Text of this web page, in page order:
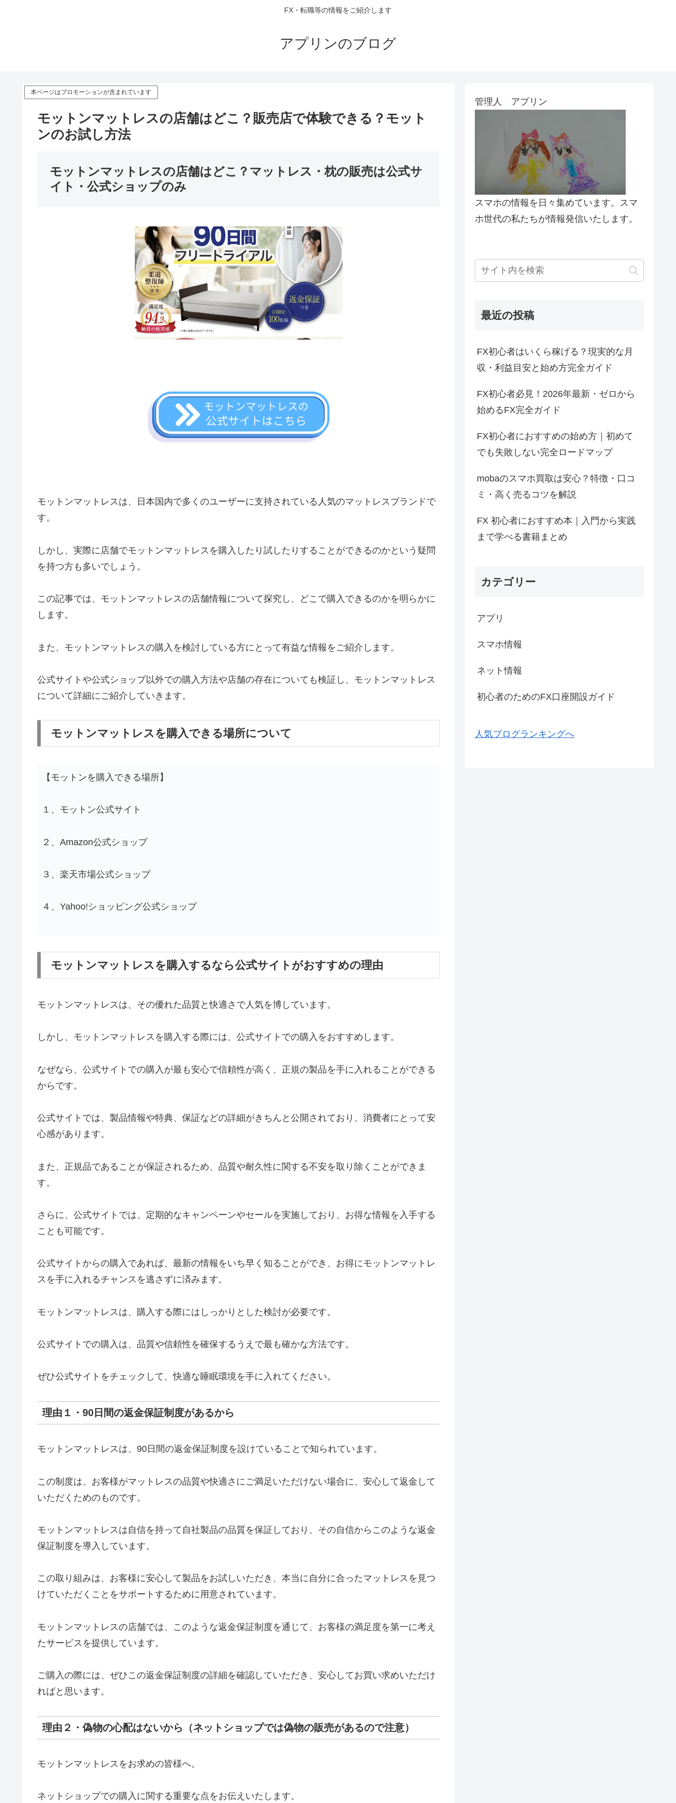
FX・転職等の情報をご紹介します
アプリンのブログ
本ページはプロモーションが含まれています
モットンマットレスの店舗はどこ？販売店で体験できる？モット
ンのお試し方法
モットンマットレスの店舗はどこ？マットレス・枕の販売は公式サ
イト・公式ショップのみ
モットンマットレスは、日本国内で多くのユーザーに支持されている人気のマットレスブランドで
す。
しかし、実際に店舗でモットンマットレスを購入したり試したりすることができるのかという疑問
を持つ方も多いでしょう。
この記事では、モットンマットレスの店舗情報について探究し、どこで購入できるのかを明らかに
します。
また、モットンマットレスの購入を検討している方にとって有益な情報をご紹介します。
公式サイトや公式ショップ以外での購入方法や店舗の存在についても検証し、モットンマットレス
について詳細にご紹介していきます。
モットンマットレスを購入できる場所について
【モットンを購入できる場所】
１、モットン公式サイト
２、Amazon公式ショップ
３、楽天市場公式ショップ
４、Yahoo!ショッピング公式ショップ
モットンマットレスを購入するなら公式サイトがおすすめの理由
モットンマットレスは、その優れた品質と快適さで人気を博しています。
しかし、モットンマットレスを購入する際には、公式サイトでの購入をおすすめします。
なぜなら、公式サイトでの購入が最も安心で信頼性が高く、正規の製品を手に入れることができる
からです。
公式サイトでは、製品情報や特典、保証などの詳細がきちんと公開されており、消費者にとって安
心感があります。
また、正規品であることが保証されるため、品質や耐久性に関する不安を取り除くことができま
す。
さらに、公式サイトでは、定期的なキャンペーンやセールを実施しており、お得な情報を入手する
ことも可能です。
公式サイトからの購入であれば、最新の情報をいち早く知ることができ、お得にモットンマットレ
スを手に入れるチャンスを逃さずに済みます。
モットンマットレスは、購入する際にはしっかりとした検討が必要です。
公式サイトでの購入は、品質や信頼性を確保するうえで最も確かな方法です。
ぜひ公式サイトをチェックして、快適な睡眠環境を手に入れてください。
理由１・90日間の返金保証制度があるから
モットンマットレスは、90日間の返金保証制度を設けていることで知られています。
この制度は、お客様がマットレスの品質や快適さにご満足いただけない場合に、安心して返金して
いただくためのものです。
モットンマットレスは自信を持って自社製品の品質を保証しており、その自信からこのような返金
保証制度を導入しています。
この取り組みは、お客様に安心して製品をお試しいただき、本当に自分に合ったマットレスを見つ
けていただくことをサポートするために用意されています。
モットンマットレスの店舗では、このような返金保証制度を通じて、お客様の満足度を第一に考え
たサービスを提供しています。
ご購入の際には、ぜひこの返金保証制度の詳細を確認していただき、安心してお買い求めいただけ
ればと思います。
理由２・偽物の心配はないから（ネットショップでは偽物の販売があるので注意）
モットンマットレスをお求めの皆様へ。
ネットショップでの購入に関する重要な点をお伝えいたします。
管理人 アプリン
スマホの情報を日々集めています。スマ
ホ世代の私たちが情報発信いたします。
最近の投稿
FX初心者はいくら稼げる？現実的な月
収・利益目安と始め方完全ガイド
FX初心者必見！2026年最新・ゼロから
始めるFX完全ガイド
FX初心者におすすめの始め方｜初めて
でも失敗しない完全ロードマップ
mobaのスマホ買取は安心？特徴・口コ
ミ・高く売るコツを解説
FX 初心者におすすめ本｜入門から実践
まで学べる書籍まとめ
カテゴリー
アプリ
スマホ情報
ネット情報
初心者のためのFX口座開設ガイド
人気ブログランキングへ